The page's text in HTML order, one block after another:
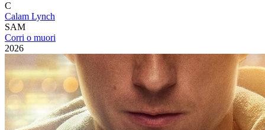
C
Calam Lynch
SAM
Corri o muori
2026